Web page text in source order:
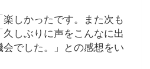
しかったです。また次も
しぶりに声をこんなに出
でした。」との感想をい